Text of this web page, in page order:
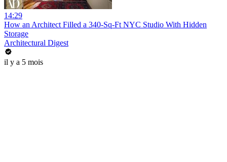
14:29
How an Architect Filled a 340-Sq-Ft NYC Studio With Hidden
Storage
Architectural Digest
il y a 5 mois